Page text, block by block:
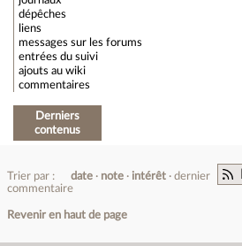
dépêches
liens
messages sur les forums
entrées du suivi
ajouts au wiki
commentaires
Derniers
contenus
Trier par : date note intérêt
dernier
commentaire
Revenir en haut de page